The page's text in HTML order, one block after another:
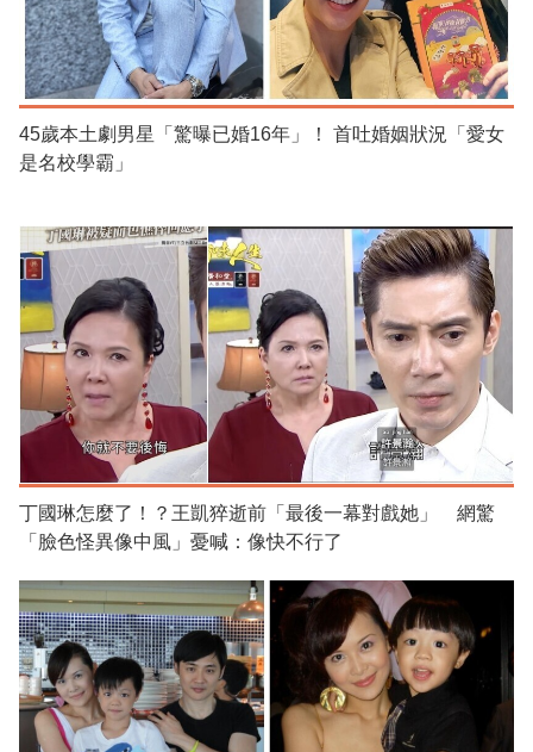
45歲本土劇男星「驚曝已婚16年」！ 首吐婚姻狀況「愛女
是名校學霸」
丁國琳怎麼了！？王凱猝逝前「最後一幕對戲她」 網驚
「臉色怪異像中風」憂喊：像快不行了